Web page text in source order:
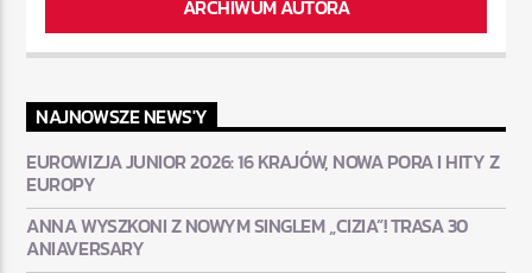
ARCHIWUM AUTORA
NAJNOWSZE NEWS'Y
EUROWIZJA JUNIOR 2026: 16 KRAJÓW, NOWA PORA I HITY Z
EUROPY
ANNA WYSZKONI Z NOWYM SINGLEM „CIZIA”! TRASA 30
ANIAVERSARY